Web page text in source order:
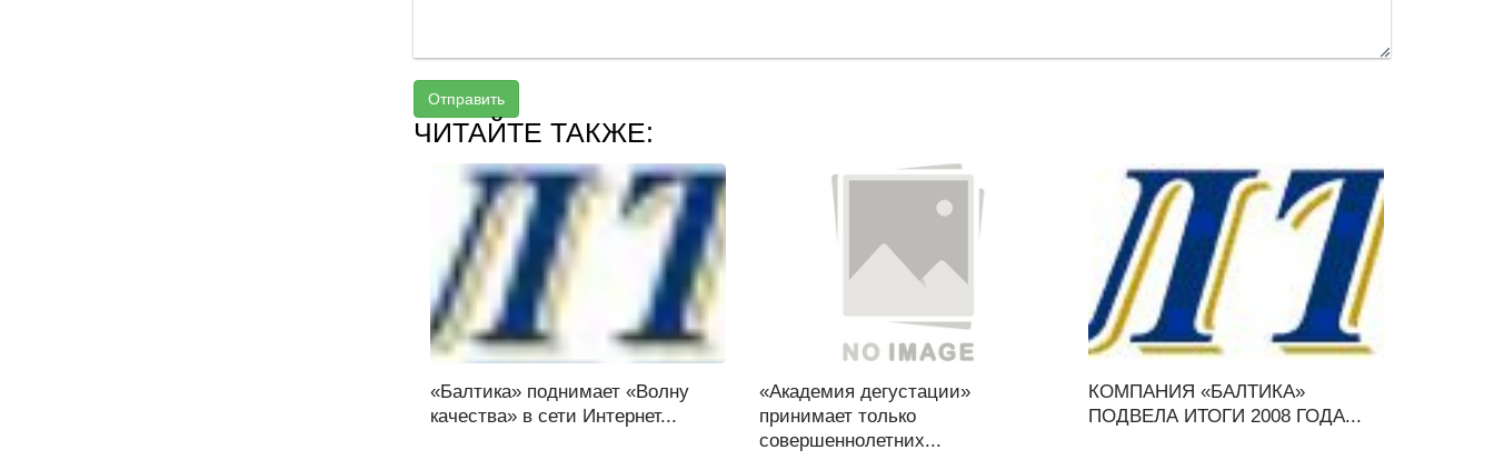
Отправить
ЧИТАЙТЕ ТАКЖЕ:
«Балтика» поднимает «Волну
качества» в сети Интернет...
«Академия дегустации»
принимает только
совершеннолетних...
КОМПАНИЯ «БАЛТИКА»
ПОДВЕЛА ИТОГИ 2008 ГОДА...